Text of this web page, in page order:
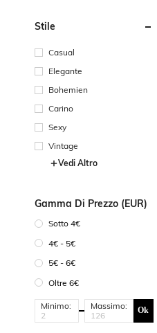
Stile
Casual
Elegante
Bohemien
Carino
Sexy
Vintage
Vedi Altro
Gamma Di Prezzo (EUR)
Sotto 4€
4€ - 5€
5€ - 6€
Oltre 6€
Minimo: Massimo: Ok